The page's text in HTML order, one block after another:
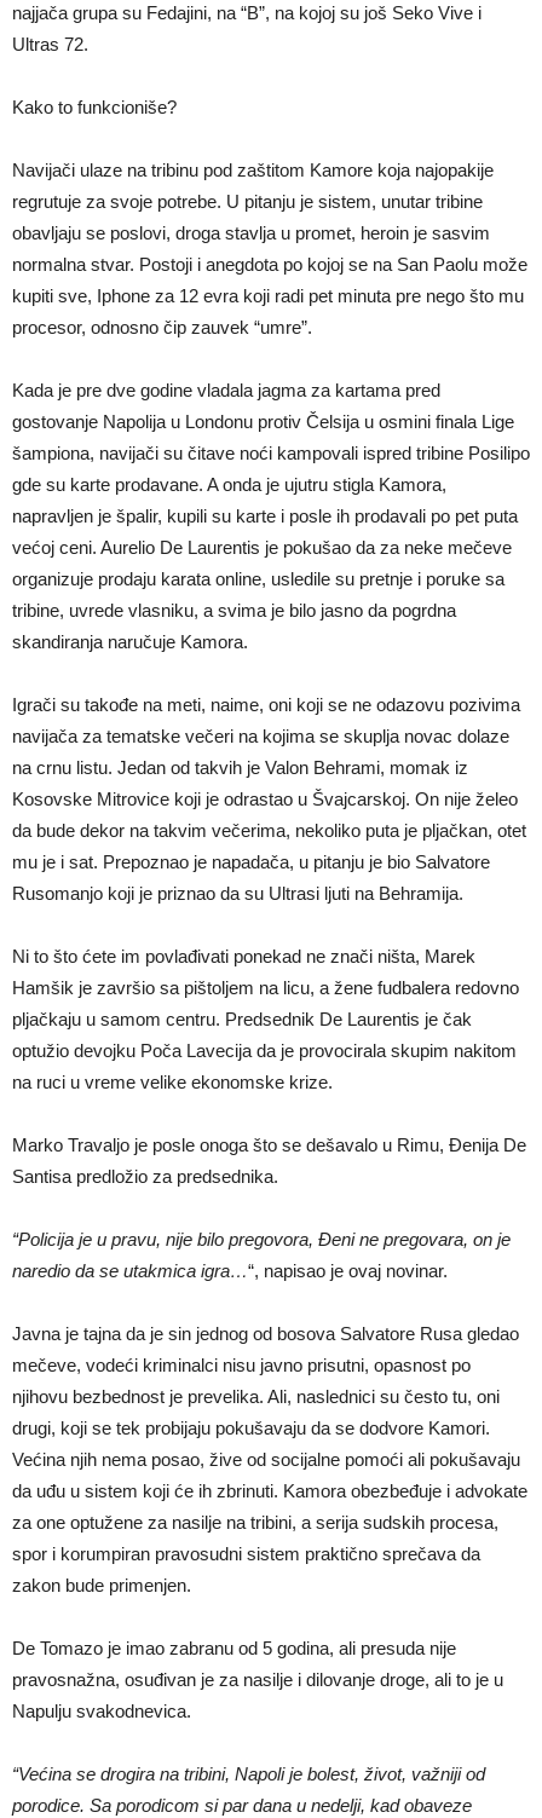
najjača grupa su Fedajini, na “B”, na kojoj su još Seko Vive i
Ultras 72.
Kako to funkcioniše?
Navijači ulaze na tribinu pod zaštitom Kamore koja najopakije
regrutuje za svoje potrebe. U pitanju je sistem, unutar tribine
obavljaju se poslovi, droga stavlja u promet, heroin je sasvim
normalna stvar. Postoji i anegdota po kojoj se na San Paolu može
kupiti sve, Iphone za 12 evra koji radi pet minuta pre nego što mu
procesor, odnosno čip zauvek “umre”.
Kada je pre dve godine vladala jagma za kartama pred
gostovanje Napolija u Londonu protiv Čelsija u osmini finala Lige
šampiona, navijači su čitave noći kampovali ispred tribine Posilipo
gde su karte prodavane. A onda je ujutru stigla Kamora,
napravljen je špalir, kupili su karte i posle ih prodavali po pet puta
većoj ceni. Aurelio De Laurentis je pokušao da za neke mečeve
organizuje prodaju karata online, usledile su pretnje i poruke sa
tribine, uvrede vlasniku, a svima je bilo jasno da pogrdna
skandiranja naručuje Kamora.
Igrači su takođe na meti, naime, oni koji se ne odazovu pozivima
navijača za tematske večeri na kojima se skuplja novac dolaze
na crnu listu. Jedan od takvih je Valon Behrami, momak iz
Kosovske Mitrovice koji je odrastao u Švajcarskoj. On nije želeo
da bude dekor na takvim večerima, nekoliko puta je pljačkan, otet
mu je i sat. Prepoznao je napadača, u pitanju je bio Salvatore
Rusomanjo koji je priznao da su Ultrasi ljuti na Behramija.
Ni to što ćete im povlađivati ponekad ne znači ništa, Marek
Hamšik je završio sa pištoljem na licu, a žene fudbalera redovno
pljačkaju u samom centru. Predsednik De Laurentis je čak
optužio devojku Poča Lavecija da je provocirala skupim nakitom
na ruci u vreme velike ekonomske krize.
Marko Travaljo je posle onoga što se dešavalo u Rimu, Đenija De
Santisa predložio za predsednika.
“Policija je u pravu, nije bilo pregovora, Đeni ne pregovara, on je
naredio da se utakmica igra…“, napisao je ovaj novinar.
Javna je tajna da je sin jednog od bosova Salvatore Rusa gledao
mečeve, vodeći kriminalci nisu javno prisutni, opasnost po
njihovu bezbednost je prevelika. Ali, naslednici su često tu, oni
drugi, koji se tek probijaju pokušavaju da se dodvore Kamori.
Većina njih nema posao, žive od socijalne pomoći ali pokušavaju
da uđu u sistem koji će ih zbrinuti. Kamora obezbeđuje i advokate
za one optužene za nasilje na tribini, a serija sudskih procesa,
spor i korumpiran pravosudni sistem praktično sprečava da
zakon bude primenjen.
De Tomazo je imao zabranu od 5 godina, ali presuda nije
pravosnažna, osuđivan je za nasilje i dilovanje droge, ali to je u
Napulju svakodnevica.
“Većina se drogira na tribini, Napoli je bolest, život, važniji od
porodice. Sa porodicom si par dana u nedelji, kad obaveze